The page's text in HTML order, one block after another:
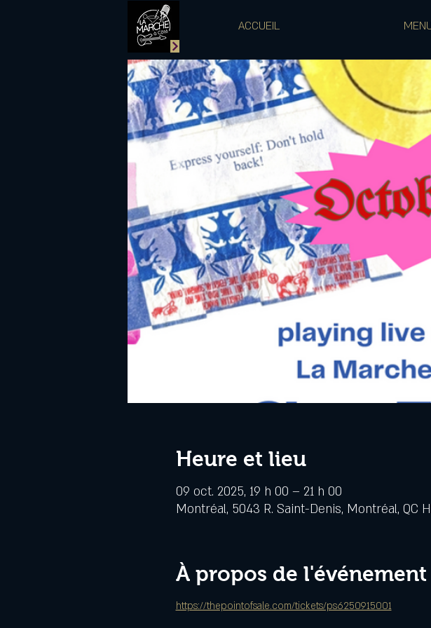
ACCUEIL
Heure et lieu
09 oct. 2025, 19 h 00 – 21 h 00
Montréal, 5043 R. Saint-Denis, Montréal, QC
À propos de l'événement
https://thepointofsale.com/tickets/ps6250915001